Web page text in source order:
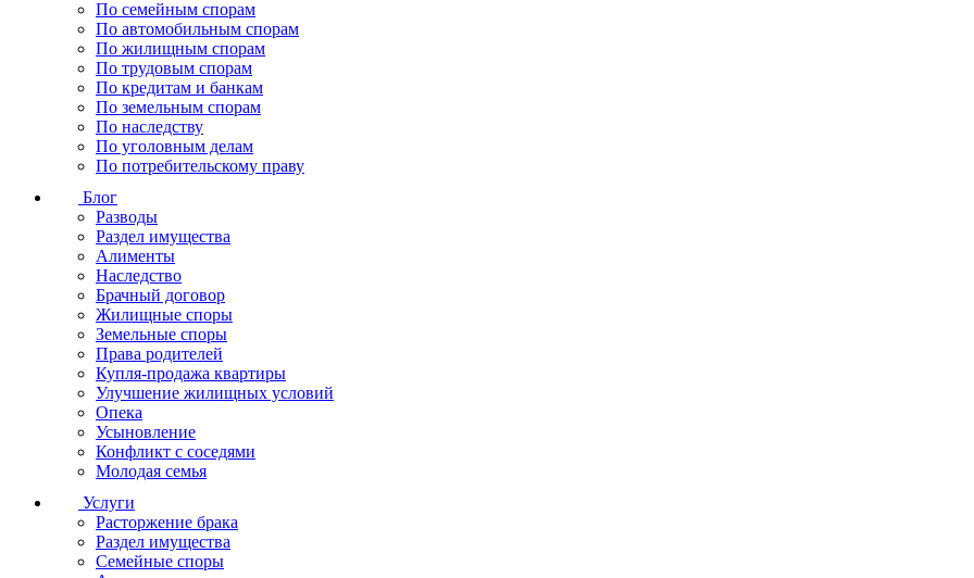
По семейным спорам
По автомобильным спорам
По жилищным спорам
По трудовым спорам
По кредитам и банкам
По земельным спорам
По наследству
По уголовным делам
По потребительскому праву
Блог
Разводы
Раздел имущества
Алименты
Наследство
Брачный договор
Жилищные споры
Земельные споры
Права родителей
Купля-продажа квартиры
Улучшение жилищных условий
Опека
Усыновление
Конфликт с соседями
Молодая семья
Услуги
Расторжение брака
Раздел имущества
Семейные споры